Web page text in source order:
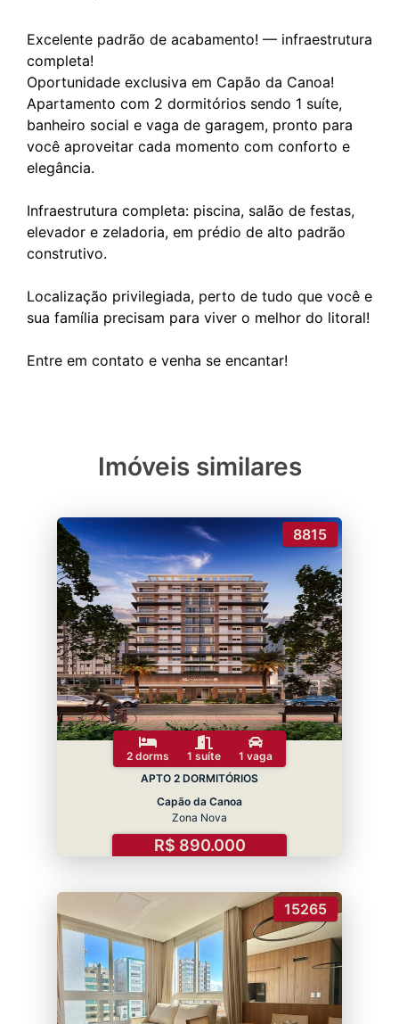
Excelente padrão de acabamento! — infraestrutura
completa!
Oportunidade exclusiva em Capão da Canoa!
Apartamento com 2 dormitórios sendo 1 suíte,
banheiro social e vaga de garagem, pronto para
você aproveitar cada momento com conforto e
elegância.
Infraestrutura completa: piscina, salão de festas,
elevador e zeladoria, em prédio de alto padrão
construtivo.
Localização privilegiada, perto de tudo que você e
sua família precisam para viver o melhor do litoral!
Imóveis similares
8815
2 dorms 1 suíte
1 vaga
APTO 2 DORMITÓRIOS
Capão da Canoa
Zona Nova
R$ 890.000
15265